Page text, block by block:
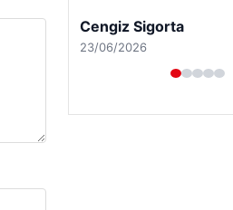
Hastaş Beton
26/05/2026